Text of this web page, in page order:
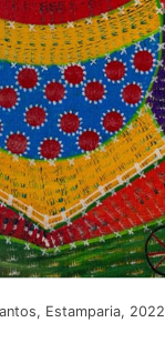
Estamparia, 2022